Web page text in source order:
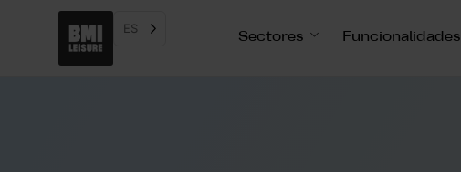
ES
Sectores Funcionalidades